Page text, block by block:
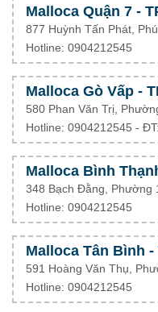
Malloca Quận 7 -
877 Huỳnh Tấn Phát,
Hotline: 0904212545
Malloca Gò Vấp -
580 Phan Văn Trị,
Hotline: 0904212545 -
Malloca Bình
348 Bạch Đằng, Phường
Hotline: 0904212545
Malloca Tân Bình -
591 Hoàng Văn Thụ,
Hotline: 0904212545